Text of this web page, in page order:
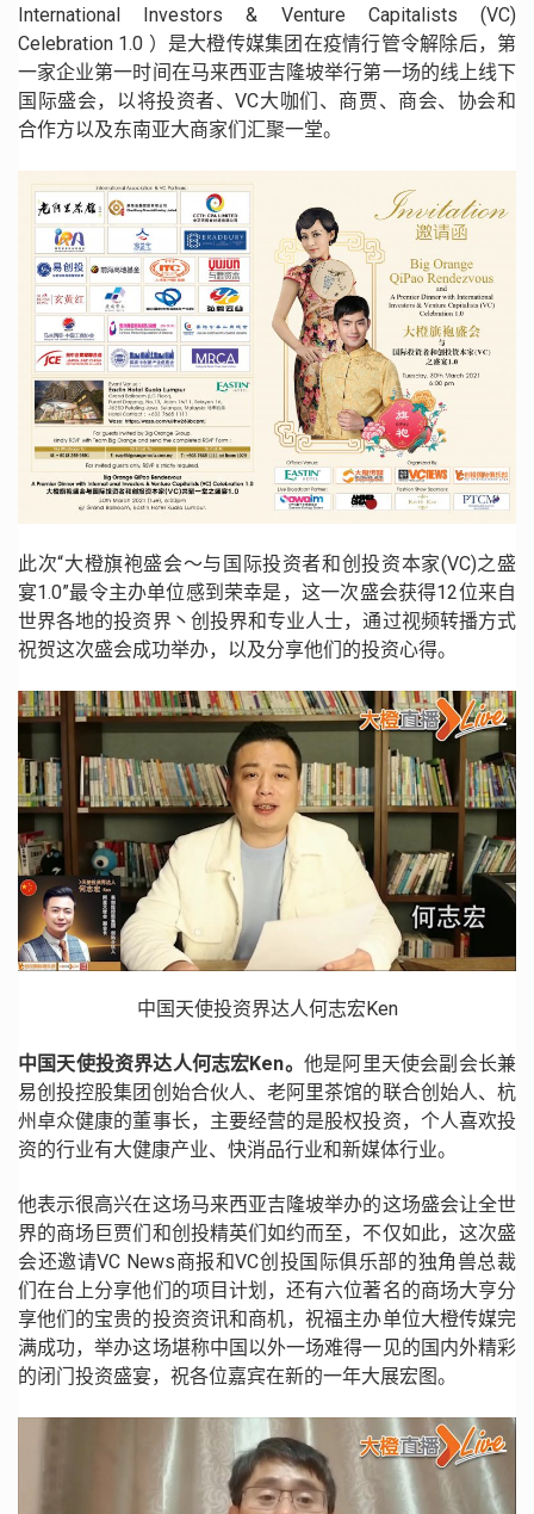
International Investors & Venture Capitalists (VC)
Celebration 1.0 ）是大橙传媒集团在疫情行管令解除后，第
一家企业第一时间在马来西亚吉隆坡举行第一场的线上线下
国际盛会，以将投资者、VC大咖们、商贾、商会、协会和
合作方以及东南亚大商家们汇聚一堂。
此次“大橙旗袍盛会〜与国际投资者和创投资本家(VC)之盛
宴1.0”最令主办单位感到荣幸是，这一次盛会获得12位来自
世界各地的投资界丶创投界和专业人士，通过视频转播方式
祝贺这次盛会成功举办，以及分享他们的投资心得。
中国天使投资界达人何志宏Ken
中国天使投资界达人何志宏Ken。 他是阿里天使会副会长兼
易创投控股集团创始合伙人、老阿里茶馆的联合创始人、杭
州卓众健康的董事长，主要经营的是股权投资，个人喜欢投
资的行业有大健康产业、快消品行业和新媒体行业。
他表示很高兴在这场马来西亚吉隆坡举办的这场盛会让全世
界的商场巨贾们和创投精英们如约而至，不仅如此，这次盛
会还邀请VC News商报和VC创投国际俱乐部的独角兽总裁
们在台上分享他们的项目计划，还有六位著名的商场大亨分
享他们的宝贵的投资资讯和商机，祝福主办单位大橙传媒完
满成功，举办这场堪称中国以外一场难得一见的国内外精彩
的闭门投资盛宴，祝各位嘉宾在新的一年大展宏图。